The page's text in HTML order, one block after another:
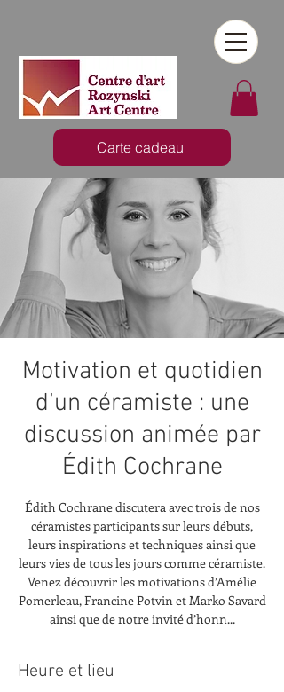
Carte cadeau
Motivation et quotidien
d’un céramiste : une
discussion animée par
Édith Cochrane
Édith Cochrane discutera avec trois de nos
céramistes participants sur leurs débuts,
leurs inspirations et techniques ainsi que
leurs vies de tous les jours comme céramiste.
Venez découvrir les motivations d’Amélie
Pomerleau, Francine Potvin et Marko Savard
ainsi que de notre invité d’honn...
Heure et lieu